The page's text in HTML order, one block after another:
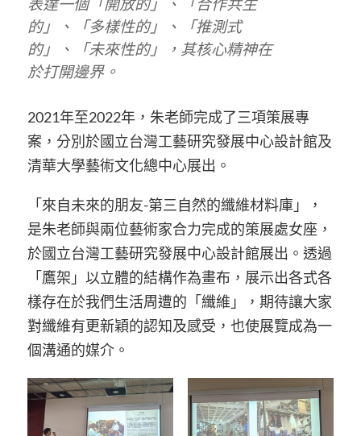
的」、「多樣性的」、「推測式
的」、「未來性的」，其核心精神在
於打開邊界。
2021年至2022年，朱老師完成了三項策展專
案，分別於國立台灣工藝研究發展中心設計館及
清華大學藝術文化總中心展出。
「來自未來的朋友-第三自然的纖維材料庫」，
是朱老師與兩位藝術家合力完成的策展處女座，
於國立台灣工藝研究發展中心設計館展出。透過
「鷹架」以立體的結構作為畫布，展示出各式各
樣存在於我們生活周遭的「纖維」，期待讓大家
對纖維有更新穎的認知及感受，也使展覽成為一
個溝通的媒介。